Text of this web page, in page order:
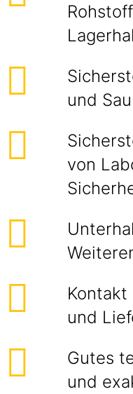
und
von
Kontakt
und
Gutes
und